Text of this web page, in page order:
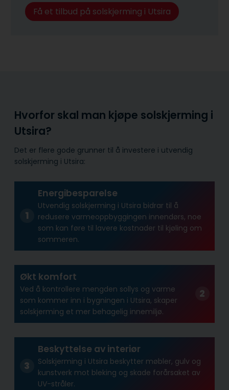
Få et tilbud på solskjerming i Utsira
Hvorfor skal man kjøpe solskjerming i
Utsira?
Det er flere gode grunner til å investere i utvendig
solskjerming i Utsira:
Energibesparelse
Utvendig solskjerming i Utsira bidrar til å
redusere varmeoppbyggingen innendørs, noe
som kan føre til lavere kostnader til kjøling om
sommeren.
Økt komfort
Ved å kontrollere mengden sollys og varme
som kommer inn i bygningen i Utsira, skaper
solskjerming et mer behagelig innemiljø.
Beskyttelse av interiør
Solskjerming i Utsira beskytter møbler, gulv og
kunstverk mot bleking og skade forårsaket av
UV-stråler.